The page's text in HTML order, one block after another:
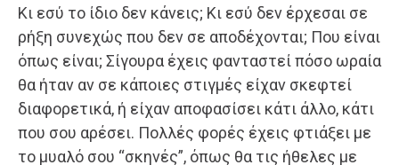
Κι εσύ το ίδιο δεν κάνεις; Κι εσύ δεν έρχεσαι σε
ρήξη συνεχώς που δεν σε αποδέχονται; Που είναι
όπως είναι; Σίγουρα έχεις φανταστεί πόσο ωραία
θα ήταν αν σε κάποιες στιγμές είχαν σκεφτεί
διαφορετικά, ή είχαν αποφασίσει κάτι άλλο, κάτι
που σου αρέσει. Πολλές φορές έχεις φτιάξει με
το μυαλό σου “σκηνές”, όπως θα τις ήθελες με